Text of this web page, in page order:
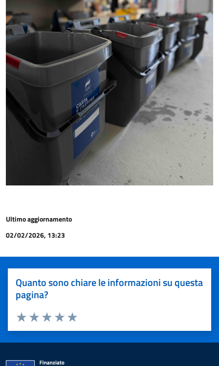
Ultimo aggiornamento
02/02/2026, 13:23
Quanto sono chiare le informazioni su questa
pagina?
Valuta 5 stelle su 5
Valuta 4 stelle su 5
Valuta 3 stelle su 5
Valuta 2 stelle su 5
Valuta 1 stelle su 5